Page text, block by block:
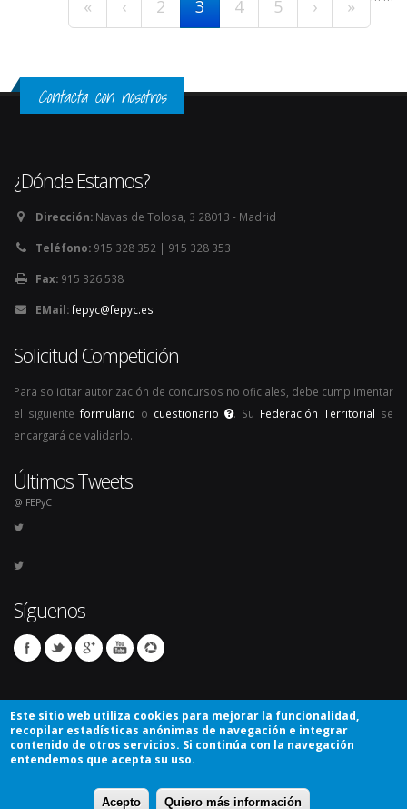
« ‹ 2 3 4 5 › »
Contacta con nosotros
¿Dónde Estamos?
Dirección: Navas de Tolosa, 3 28013 - Madrid
Teléfono: 915 328 352 | 915 328 353
Fax: 915 326 538
EMail:fepyc@fepyc.es
Solicitud Competición
Para solicitar autorización de concursos no oficiales, debe cumplimentar
el siguiente formulario o cuestionario . Su Federación Territorial se
encargará de validarlo.
Últimos Tweets
@ FEPyC
Síguenos
© Copyright 2026. Todos los derechos reservados.
Este sitio web utiliza cookies para mejorar la funcionalidad,
recopilar estadísticas anónimas de navegación e integrar
contenido de otros servicios. Si continúa con la navegación
entendemos que acepta su uso.
Acepto Quiero más información